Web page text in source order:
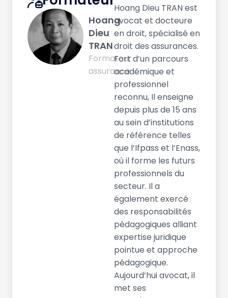
Hoang
Dieu
TRAN
Formateur
assurance
Hoang Dieu TRAN est
avocat et docteure
en droit, spécialisé en
droit des assurances.
Fort d’un parcours
académique et
professionnel
reconnu, Il enseigne
depuis plus de 15 ans
au sein d’institutions
de référence telles
que l’Ifpass et l’Enass,
où il forme les futurs
professionnels du
secteur. Il a
également exercé
des responsabilités
pédagogiques alliant
expertise juridique
pointue et approche
pédagogique.
Aujourd’hui avocat, il
met ses